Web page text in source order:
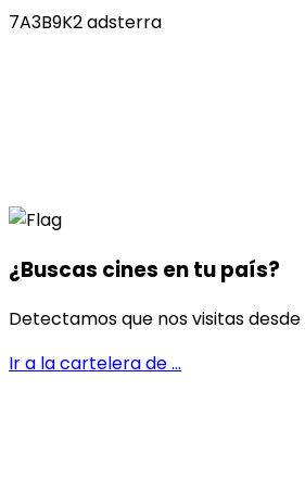
7A3B9K2 adsterra
¿Buscas cines entu país?
Detectamos que nos visitas desde
Ir a la cartelera de...